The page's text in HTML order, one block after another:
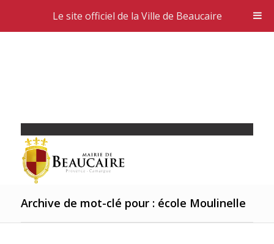
Archive de mot-clé pour : école Moulinelle
Le site officiel de la Ville de Beaucaire